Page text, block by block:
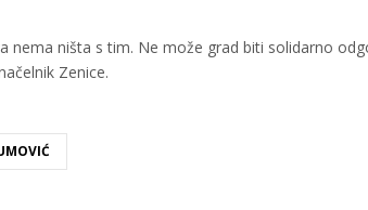
nema ništa s tim. Ne može grad biti solidarno
Zenice.